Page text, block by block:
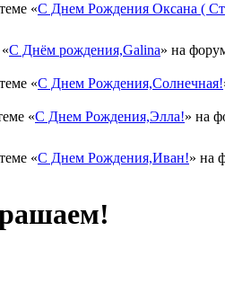
«С Днем Рождения Оксана (
С Днём рождения,Galina» на
«С Днем Рождения,Солнечная!
«С Днем Рождения,Элла!» на
«С Днем Рождения,Иван!» на